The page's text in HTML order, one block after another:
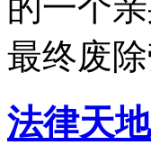
的一个
最终废除
法律天地